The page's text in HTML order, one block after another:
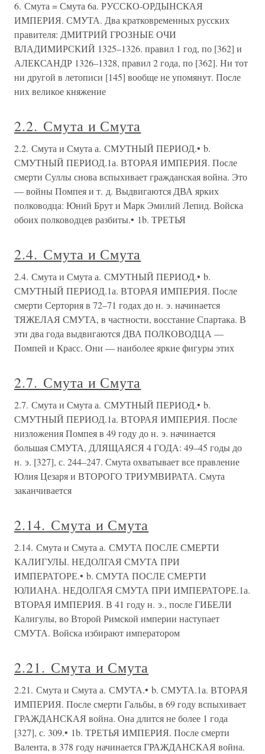
6. Смута = Смута 6а. РУССКО-ОРДЫНСКАЯ
ИМПЕРИЯ. СМУТА. Два кратковременных русских
правителя: ДМИТРИЙ ГРОЗНЫЕ ОЧИ
ВЛАДИМИРСКИЙ 1325–1326. правил 1 год, по [362] и
АЛЕКСАНДР 1326–1328, правил 2 года, по [362]. Ни тот
ни другой в летописи [145] вообще не упомянут. После
них великое княжение
2.2. Смута и Смута
2.2. Смута и Смута а. СМУТНЫЙ ПЕРИОД.• b.
СМУТНЫЙ ПЕРИОД.1а. ВТОРАЯ ИМПЕРИЯ. После
смерти Суллы снова вспыхивает гражданская война. Это
— войны Помпея и т. д. Выдвигаются ДВА ярких
полководца: Юний Брут и Марк Эмилий Лепид. Войска
обоих полководцев разбиты.• 1b. ТРЕТЬЯ
2.4. Смута и Смута
2.4. Смута и Смута а. СМУТНЫЙ ПЕРИОД.• b.
СМУТНЫЙ ПЕРИОД.1а. ВТОРАЯ ИМПЕРИЯ. После
смерти Сертория в 72–71 годах до н. э. начинается
ТЯЖЕЛАЯ СМУТА, в частности, восстание Спартака. В
эти два года выдвигаются ДВА ПОЛКОВОДЦА —
Помпей и Красс. Они — наиболее яркие фигуры этих
2.7. Смута и Смута
2.7. Смута и Смута а. СМУТНЫЙ ПЕРИОД.• b.
СМУТНЫЙ ПЕРИОД.1а. ВТОРАЯ ИМПЕРИЯ. После
низложения Помпея в 49 году до н. э. начинается
большая СМУТА, ДЛЯЩАЯСЯ 4 ГОДА: 49–45 годы до
н. э. [327], с. 244–247. Смута охватывает все правление
Юлия Цезаря и ВТОРОГО ТРИУМВИРАТА. Смута
заканчивается
2.14. Смута и Смута
2.14. Смута и Смута а. СМУТА ПОСЛЕ СМЕРТИ
КАЛИГУЛЫ. НЕДОЛГАЯ СМУТА ПРИ
ИМПЕРАТОРЕ.• b. СМУТА ПОСЛЕ СМЕРТИ
ЮЛИАНА. НЕДОЛГАЯ СМУТА ПРИ ИМПЕРАТОРЕ.1а.
ВТОРАЯ ИМПЕРИЯ. В 41 году н. э., после ГИБЕЛИ
Калигулы, во Второй Римской империи наступает
СМУТА. Войска избирают императором
2.21. Смута и Смута
2.21. Смута и Смута а. СМУТА.• b. СМУТА.1а. ВТОРАЯ
ИМПЕРИЯ. После смерти Гальбы, в 69 году вспыхивает
ГРАЖДАНСКАЯ война. Она длится не более 1 года
[327], с. 309.• 1b. ТРЕТЬЯ ИМПЕРИЯ. После смерти
Валента, в 378 году начинается ГРАЖДАНСКАЯ война.